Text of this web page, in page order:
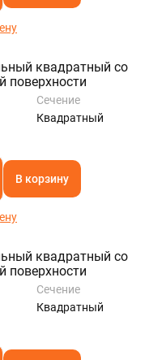
квадратный со
поверхности
Сечение
Квадратный
В корзину
квадратный со
поверхности
Сечение
Квадратный